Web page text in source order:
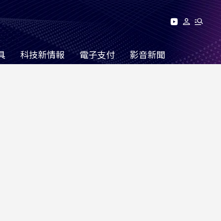
科技新情報 電子支付 影音新聞